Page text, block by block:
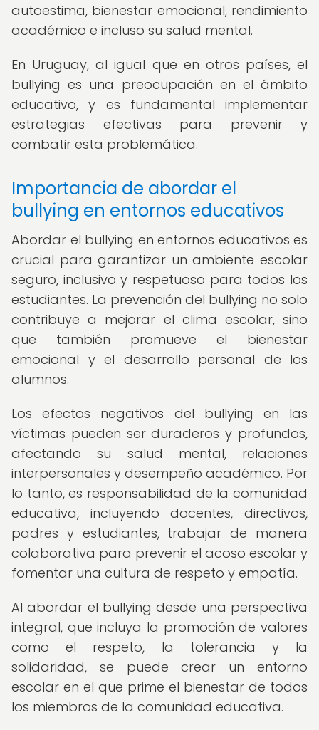
autoestima, bienestar emocional, rendimiento
académico e incluso su salud mental.
En Uruguay, al igual que en otros países, el
bullying es una preocupación en el ámbito
educativo, y es fundamental implementar
estrategias efectivas para prevenir y
combatir esta problemática.
Importancia de abordar el
bullying en entornos educativos
Abordar el bullying en entornos educativos es
crucial para garantizar un ambiente escolar
seguro, inclusivo y respetuoso para todos los
estudiantes. La prevención del bullying no solo
contribuye a mejorar el clima escolar, sino
que también promueve el bienestar
emocional y el desarrollo personal de los
alumnos.
Los efectos negativos del bullying en las
víctimas pueden ser duraderos y profundos,
afectando su salud mental, relaciones
interpersonales y desempeño académico. Por
lo tanto, es responsabilidad de la comunidad
educativa, incluyendo docentes, directivos,
padres y estudiantes, trabajar de manera
colaborativa para prevenir el acoso escolar y
fomentar una cultura de respeto y empatía.
Al abordar el bullying desde una perspectiva
integral, que incluya la promoción de valores
como el respeto, la tolerancia y la
solidaridad, se puede crear un entorno
escolar en el que prime el bienestar de todos
los miembros de la comunidad educativa.